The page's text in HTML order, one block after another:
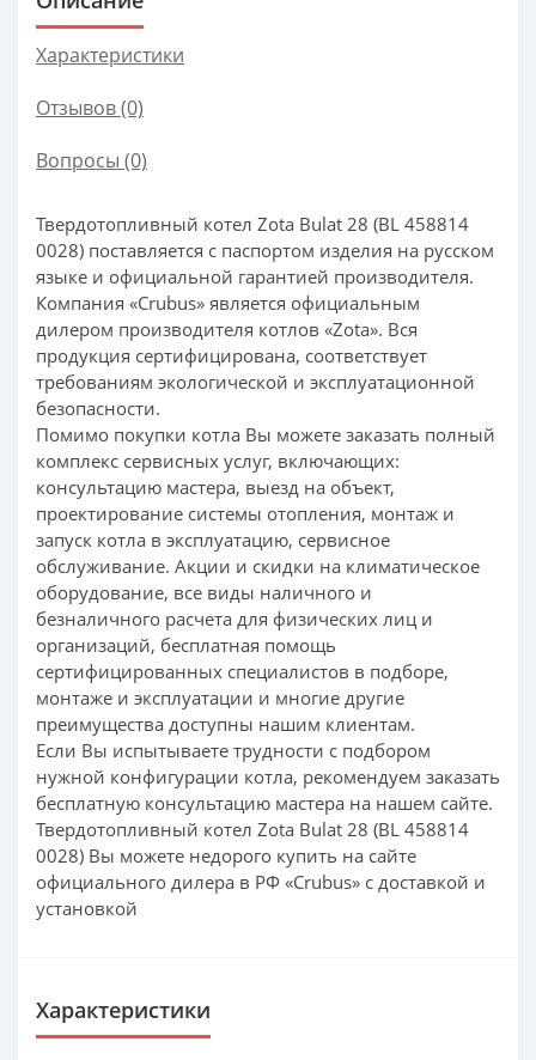
Характеристики
Отзывов (0)
Вопросы (0)
Твердотопливный котел Zota Bulat 28 (BL 458814
0028) поставляется с паспортом изделия на русском
языке и официальной гарантией производителя.
Компания «Crubus» является официальным
дилером производителя котлов «Zota». Вся
продукция сертифицирована, соответствует
требованиям экологической и эксплуатационной
безопасности.
Помимо покупки котла Вы можете заказать полный
комплекс сервисных услуг, включающих:
консультацию мастера, выезд на объект,
проектирование системы отопления, монтаж и
запуск котла в эксплуатацию, сервисное
обслуживание. Акции и скидки на климатическое
оборудование, все виды наличного и
безналичного расчета для физических лиц и
организаций, бесплатная помощь
сертифицированных специалистов в подборе,
монтаже и эксплуатации и многие другие
преимущества доступны нашим клиентам.
Если Вы испытываете трудности с подбором
нужной конфигурации котла, рекомендуем заказать
бесплатную консультацию мастера на нашем сайте.
Твердотопливный котел Zota Bulat 28 (BL 458814
0028) Вы можете недорого купить на сайте
официального дилера в РФ «Crubus» с доставкой и
установкой
Характеристики